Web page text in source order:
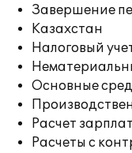
Завершение
Казахстан
Налоговый
Основные
Расчет
Расчеты с